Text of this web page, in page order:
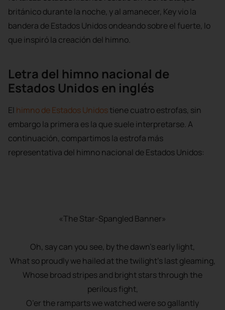
británico durante la noche, y al amanecer, Key vio la
bandera de Estados Unidos ondeando sobre el fuerte, lo
que inspiró la creación del himno.
Letra del himno nacional de
Estados Unidos en inglés
El himno de Estados Unidostiene cuatro estrofas, sin
embargo la primera es la que suele interpretarse. A
continuación, compartimos la estrofa más
representativa del himno nacional de Estados Unidos:
«The Star-Spangled Banner»
Oh, say can you see, by the dawn’s early light,
What so proudly we hailed at the twilight’s last gleaming,
Whose broad stripes and bright stars through the
perilous fight,
O’er the ramparts we watched were so gallantly